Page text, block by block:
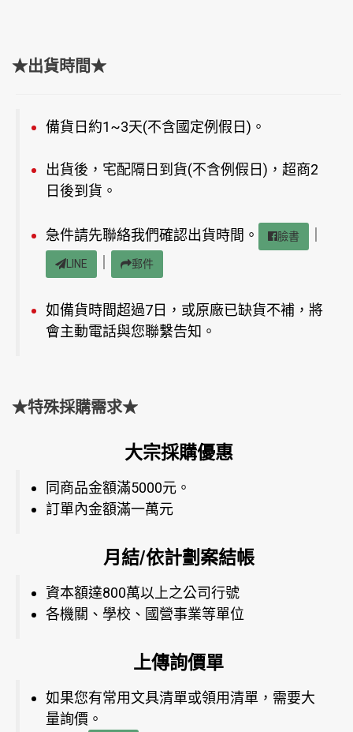
★出貨時間★
備貨日約1~3天(不含國定例假日)。
出貨後，宅配隔日到貨(不含例假日)，超商2
日後到貨。
急件請先聯絡我們確認出貨時間。 臉書
LINE 郵件
如備貨時間超過7日，或原廠已缺貨不補，將
會主動電話與您聯繫告知。
★特殊採購需求★
大宗採購優惠
同商品金額滿5000元。
訂單內金額滿一萬元
月結/依計劃案結帳
資本額達800萬以上之公司行號
各機關、學校、國營事業等單位
上傳詢價單
如果您有常用文具清單或領用清單，需要大
量詢價。